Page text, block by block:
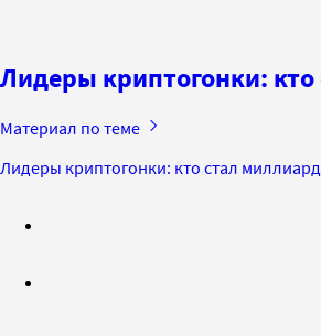
Лидеры криптогонки:
Материал по теме
Лидеры криптогонки: кто стал